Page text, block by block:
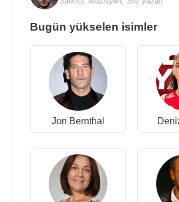
Bugün yükselen isimler
Jon Bernthal